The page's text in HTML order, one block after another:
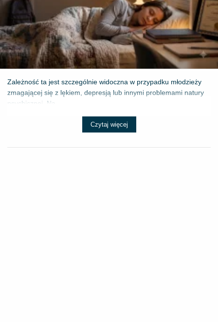
Zależność ta jest szczególnie widoczna w przypadku młodzieży
zmagającej się z lękiem, depresją lub innymi problemami natury
psychicznej. Na...
Czytaj więcej